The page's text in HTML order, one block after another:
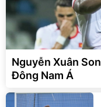
Nguyễn Xuân
Đông Nam Á